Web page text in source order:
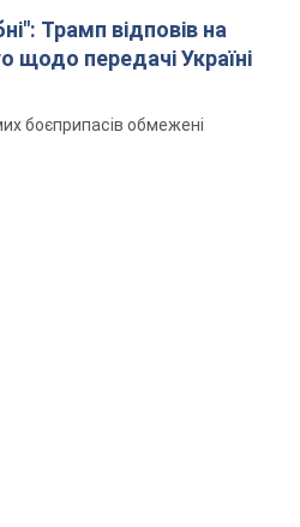
Трамп відповів на
щодо передачі Україні
боєприпасів обмежені